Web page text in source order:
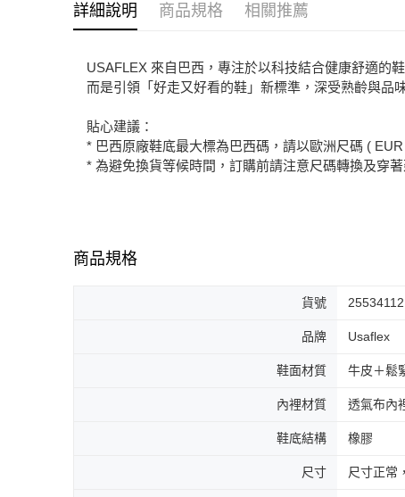
詳細說明 商品規格 相關推薦
USAFLEX 來自巴西，專注於以科技結合健康舒適的
而是引領「好走又好看的鞋」新標準，深受熟齡與品
貼心建議：
* 巴西原廠鞋底最大標為巴西碼，請以歐洲尺碼 ( EUR
* 為避免換貨等候時間，訂購前請注意尺碼轉換及穿
商品規格
貨號 25534112
品牌 Usaflex
鞋面材質 牛皮＋鬆
內裡材質 透氣布內
鞋底結構 橡膠
尺寸 尺寸正常